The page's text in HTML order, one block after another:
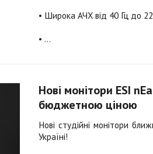
• Широка АЧХ від 40 Гц до
• ...
Нові монітори ESI
бюджетною ціною
Нові студійні монітори
Україні!